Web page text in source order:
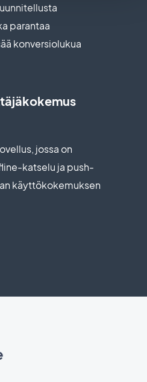
parantaa
konversiolukua
jossa on
katselu ja push-
käyttökokemuksen